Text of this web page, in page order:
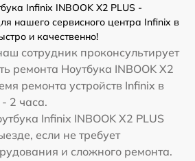
Infinix INBOOK X2 PLUS -
нашего сервисного центра Infinix в
и качественно!
сотрудник проконсультирует
ремонта Ноутбука INBOOK X2
ремонта устройств Infinix в
2 часа.
Infinix INBOOK X2 PLUS
если не требует
и сложного ремонта.